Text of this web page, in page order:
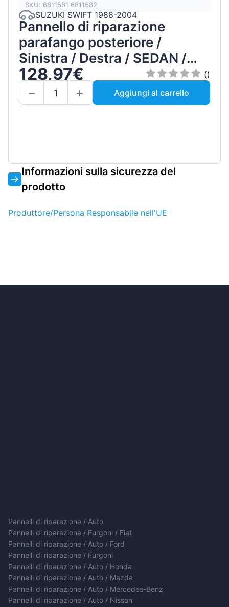
SKU: 6811581 6811582
SUZUKI SWIFT 1988-2004
Pannello di riparazione
parafango posteriore /
Sinistra / Destra / SEDAN /
Set
128,97€
()
Aggiungi al carrello
Informazioni sulla sicurezza del
prodotto
Produttore/Persona Responsabile nell'UE
Pannelli di riparazione / Auto
Pannelli di riparazione / Furgoni / Fiat
Pannelli di riparazione / Auto / Ford
Pannelli di riparazione / Furgoni
Pannelli di riparazione / Auto / Honda
Pannelli di riparazione / Auto / Mazda
Pannelli di riparazione / Auto / Mercedes-Benz
Pannelli di riparazione / Auto / Nissan